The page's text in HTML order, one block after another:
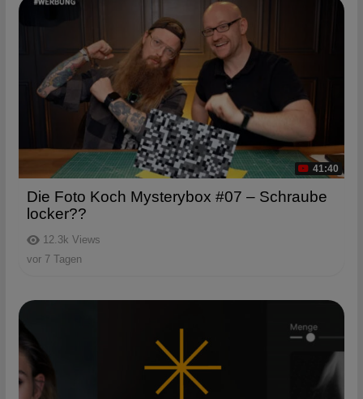
41:40
12.3k Views
Die Foto Koch Mysterybox #07 – Schraube
locker??
vor 7 Tagen